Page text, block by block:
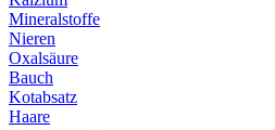
Mineralstoffe
Nieren
Oxalsäure
Bauch
Kotabsatz
Haare